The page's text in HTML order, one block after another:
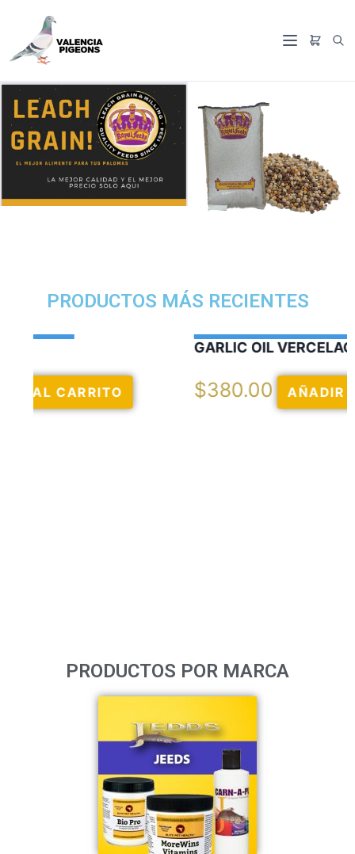
PRODUCTOS MÁS RECIENTES
GARLIC OIL VERCELAGA
$380.00 AÑADIR AL CARRITO
PRODUCTOS POR MARCA